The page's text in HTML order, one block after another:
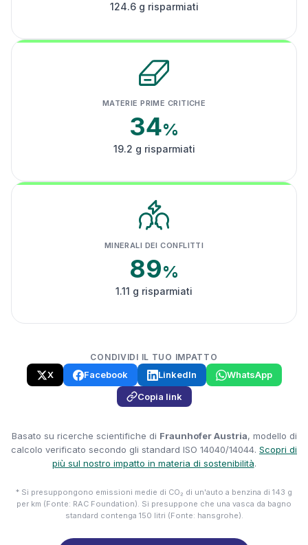
124.6 g risparmiati
MATERIE PRIME CRITICHE
34%
19.2 g risparmiati
MINERALI DEI CONFLITTI
89%
1.11 g risparmiati
CONDIVIDI IL TUO IMPATTO
X Facebook LinkedIn
WhatsApp
Copia link
Basato su ricerche scientifiche di Fraunhofer Austria, modello di
calcolo verificato secondo gli standard ISO 14040/14044. Scopri di
più sul nostro impatto in materia di sostenibilità.
* Si presuppongono emissioni medie di CO₂ di un'auto a benzina di 143 g
per km (Fonte: RAC Foundation). Si presuppone che una vasca da bagno
standard contenga 150 litri (Fonte: hansgrohe).